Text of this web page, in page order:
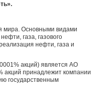
мира. Основными видами
газа, газового
нефти, газа и
акций) является АО
акций принадлежит компании
государственным